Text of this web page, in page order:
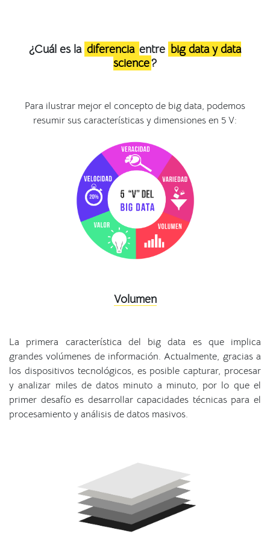
¿Cuál es la diferencia entre big data y data
science?
Para ilustrar mejor el concepto de big data, podemos
resumir sus características y dimensiones en 5 V:
Volumen
La primera característica del big data es que implica
grandes volúmenes de información. Actualmente, gracias a
los dispositivos tecnológicos, es posible capturar, procesar
y analizar miles de datos minuto a minuto, por lo que el
primer desafío es desarrollar capacidades técnicas para el
procesamiento y análisis de datos masivos.